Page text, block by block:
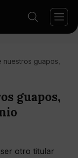
nuestros guapos,
guapos,
otro titular